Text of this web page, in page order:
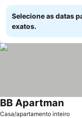
Selecione as datas
exatos.
Casa/apartamento inteiro
BB Apartman